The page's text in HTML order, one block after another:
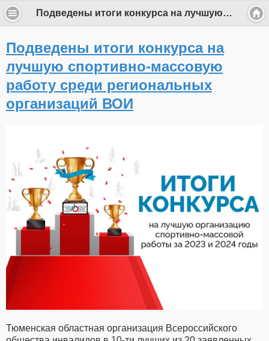
Подведены итоги конкурса на лучшую спортивно-массовую работу среди региональных организаций ВОИ
Подведены итоги конкурса на
лучшую спортивно-массовую
работу среди региональных
организаций ВОИ
Тюменская областная организация Всероссийского